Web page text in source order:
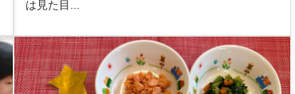
は見た目...